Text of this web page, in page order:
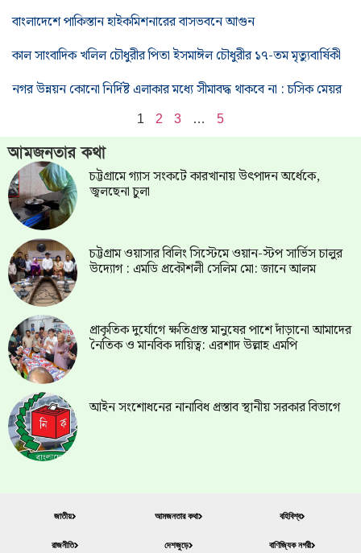
বাংলাদেশে পাকিস্তান হাইকমিশনারের বাসভবনে আগুন
কাল সাংবাদিক খলিল চৌধুরীর পিতা ইসমাঈল চৌধুরীর ১৭-তম মৃত্যুবার্ষিকী
নগর উন্নয়ন কোনো নির্দিষ্ট এলাকার মধ্যে সীমাবদ্ধ থাকবে না : চসিক মেয়র
1 2 3 … 5
আমজনতার কথা
চট্টগ্রামে গ্যাস সংকটে কারখানায় উৎপাদন অর্ধেকে,
জ্বলছেনা চুলা
চট্টগ্রাম ওয়াসার বিলিং সিস্টেমে ওয়ান-স্টপ সার্ভিস চালুর
উদ্যোগ : এমডি প্রকৌশলী সেলিম মো: জানে আলম
প্রাকৃতিক দুর্যোগে ক্ষতিগ্রস্ত মানুষের পাশে দাঁড়ানো আমাদের
নৈতিক ও মানবিক দায়িত্ব: এরশাদ উল্লাহ এমপি
আইন সংশোধনের নানাবিধ প্রস্তাব স্থানীয় সরকার বিভাগে
জাতীয়
রাজনীতি
আমজনতার কথা
দেশজুড়ে
বহিবিশ্ব
বাণিজ্যিক নগরী